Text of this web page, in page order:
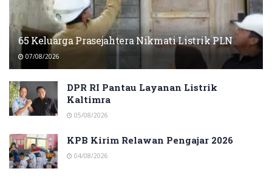
65 Keluarga Prasejahtera Nikmati Listrik PLN
07/08/2026
DPR RI Pantau Layanan Listrik
Kaltimra
05/08/2026
KPB Kirim Relawan Pengajar 2026
04/08/2026